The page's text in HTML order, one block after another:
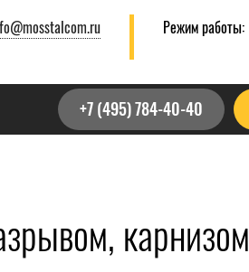
Режим работы:
+7 (495) 784-40-40